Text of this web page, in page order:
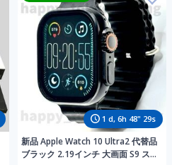
1 d, 6h 48" 27s
新品 Apple Watch 10 Ultra2 代替品
ブラック 2.19インチ 大画面 S9 ス